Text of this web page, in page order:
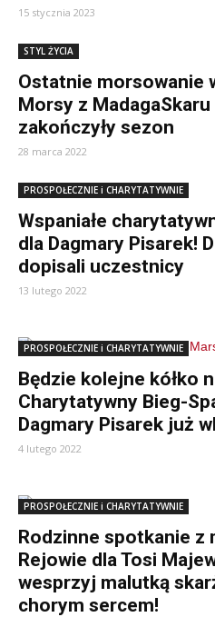
15 stycznia 2023
STYL ŻYCIA
Ostatnie morsowanie
Morsy z
zakończyły sezon
28 marca 2022
PROSPOŁECZNIE i CHARYTATYWNIE
Wspaniałe
dla Dagmary Pisarek!
dopisali uczestnicy
13 lutego 2022
PROSPOŁECZNIE i CHARYTATYWNIE
Będzie kolejne kółko
Charytatywny Bieg-
Dagmary Pisarek już
4 lutego 2022
PROSPOŁECZNIE i CHARYTATYWNIE
Rodzinne spotkanie z
Rejowie dla Tosi
wesprzyj malutką
chorym sercem!